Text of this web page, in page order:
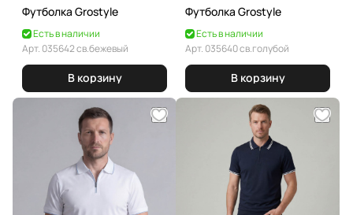
Футболка Grostyle
Есть в наличии
Арт. 035642 св.бежевый
В корзину
Футболка Grostyle
Есть в наличии
Арт. 035640 св.голубой
В корзину